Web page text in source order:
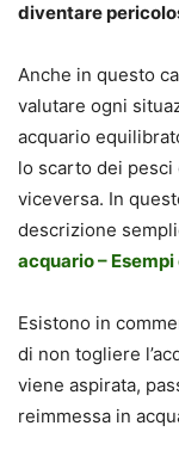
diventare
Anche in questo
valutare ogni
acquario
lo scarto dei pesci
viceversa. In
descrizione
acquario –
Esistono in
di non togliere
viene aspirata,
reimmessa in